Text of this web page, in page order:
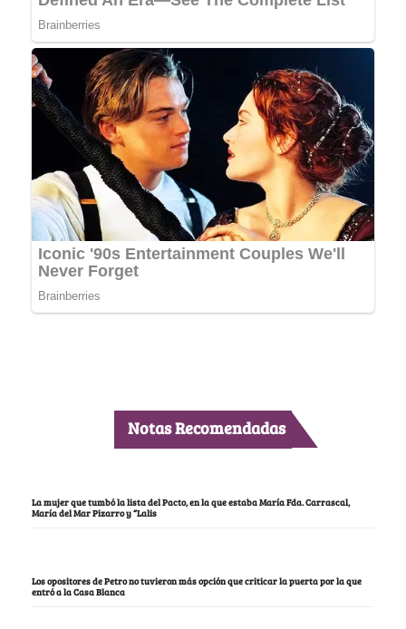
Notas Recomendadas
La mujer que tumbó la lista del Pacto, en la que estaba María Fda. Carrascal,
María del Mar Pizarro y “Lalis
Los opositores de Petro no tuvieron más opción que criticar la puerta por la que
entró a la Casa Blanca